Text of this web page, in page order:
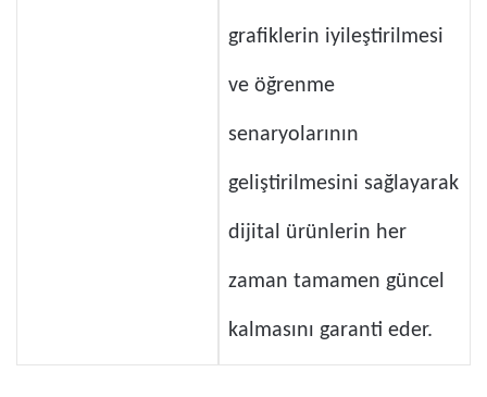
grafiklerin iyileştirilmesi
ve öğrenme
senaryolarının
geliştirilmesini sağlayarak
dijital ürünlerin her
zaman tamamen güncel
kalmasını garanti eder.